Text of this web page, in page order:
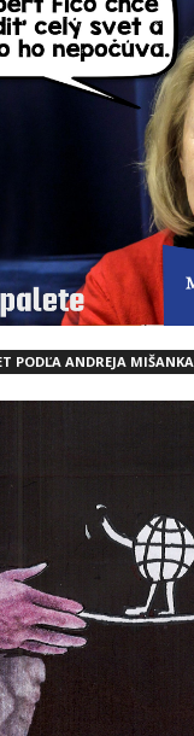
PODĽA ANDREJA MIŠANKA